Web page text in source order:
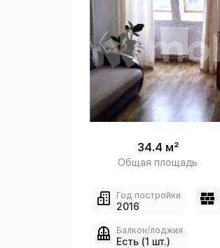
34.4 м²
Общая площадь
Год постройки
2016
Балкон/лоджия
Есть (1 шт.)